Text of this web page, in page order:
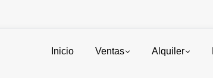
Inicio Ventas Alquiler